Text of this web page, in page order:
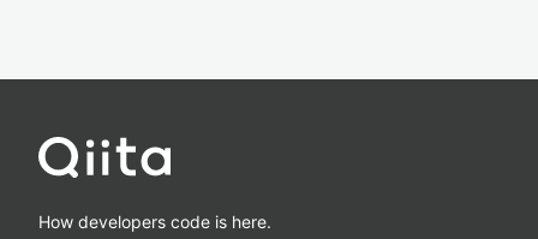
How developers code is here.